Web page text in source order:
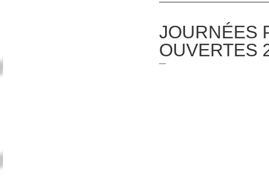
JOURNÉES
OUVERTES
—